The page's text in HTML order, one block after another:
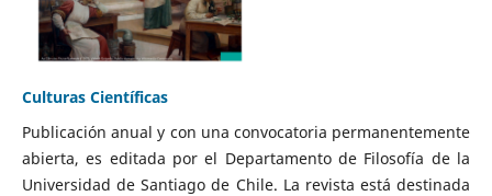
Culturas Científicas
Publicación anual y con una convocatoria permanentemente
abierta, es editada por el Departamento de Filosofía de la
Universidad de Santiago de Chile. La revista está destinada